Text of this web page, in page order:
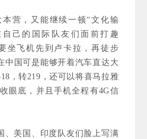
营，又能继续一顿“文化输
自己的国际队友们 面前打趣
坐飞机先到卢卡拉，再徒步
中国可是能够开着汽车直达大
，转219，还可以将喜马拉雅
眼底，并且手机全程有4G信
、美国、印度队友们脸上写满